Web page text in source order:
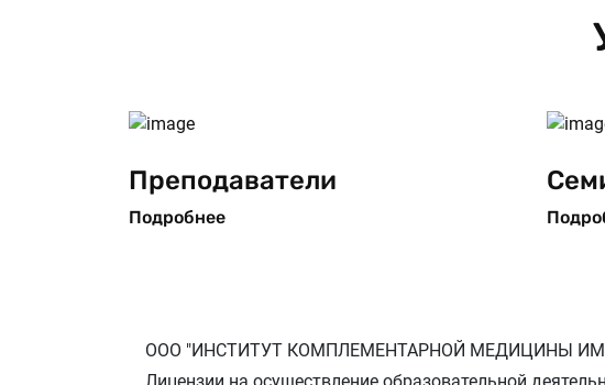
Преподаватели
Подробнее
ООО "ИНСТИТУТ КОМПЛЕМЕНТАРНОЙ МЕДИЦИНЫ